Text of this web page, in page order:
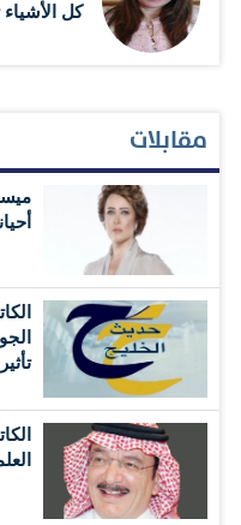
كل
مقابلات